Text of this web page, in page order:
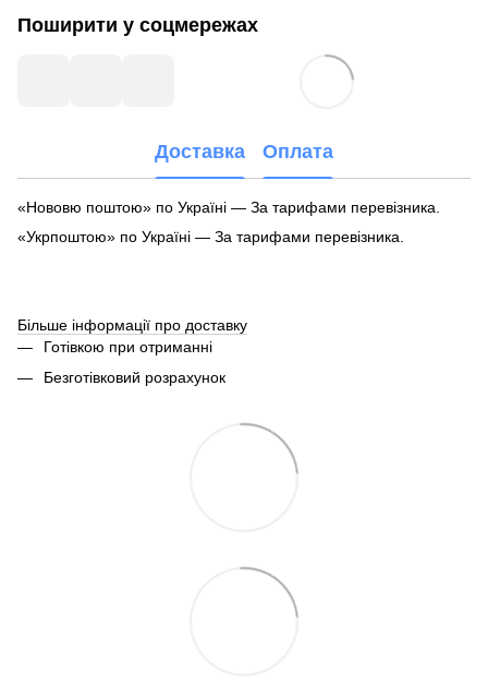
Поширити у соцмережах
Доставка Оплата
«Нововю поштою» по Україні — За тарифами перевізника.
«Укрпоштою» по Україні — За тарифами перевізника.
Більше інформації про доставку
Готівкою при отриманні
Безготівковий розрахунок